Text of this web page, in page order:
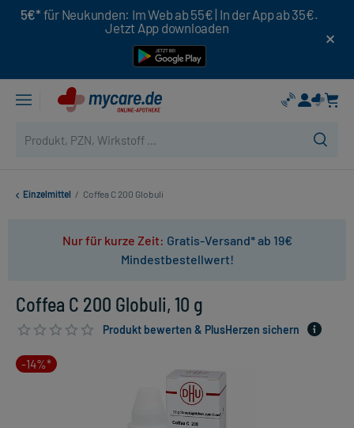
5€* für Neukunden: Im Web ab 55€ | In der App ab 35€.
Jetzt App downloaden
Einzelmittel / Coffea C 200 Globuli
Nur für kurze Zeit: Gratis-Versand* ab 19€
Mindestbestellwert!
Coffea C 200 Globuli, 10 g
Produkt bewerten & PlusHerzen sichern
-14%*